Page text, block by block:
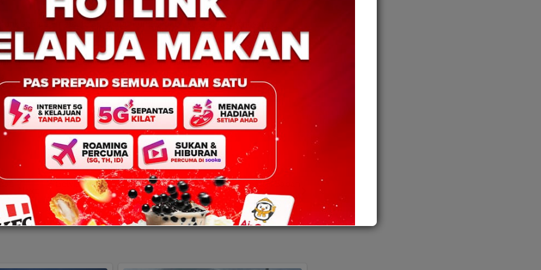
semata-mata, tetapi bergantung kepada kerja keras, kerjasama,
dan terus memperkukuh perpaduan melalui platform seperti Pesta
jawatankuasa penganjur, pemimpin masyarakat, pertubuhan etnik,
Pesta Kaamatan tahun ini.
Gelvia Vanessa dinobatkan Unduk Ngadau Kaamatan Sabah
2026